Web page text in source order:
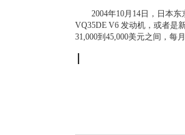
2004年10月14日，日本东
VQ35DE V6 发动机，或者是
31,000到45,000美元之间，每